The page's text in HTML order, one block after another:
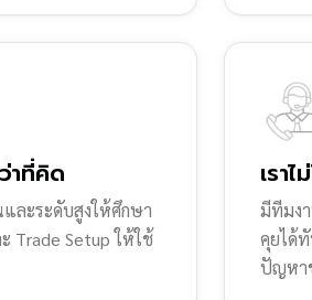
าที่คิด
ละระดับสูงให้ศึกษา
Trade Setup ให้ใช้
เรา
มีทีมง
คุยได้
ปัญหา